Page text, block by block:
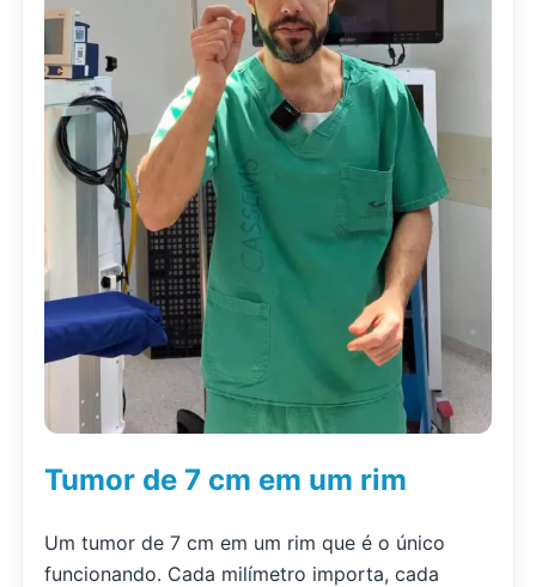
Tumor de 7 cm em um rim
Um tumor de 7 cm em um rim que é o único
funcionando. Cada milímetro importa, cada